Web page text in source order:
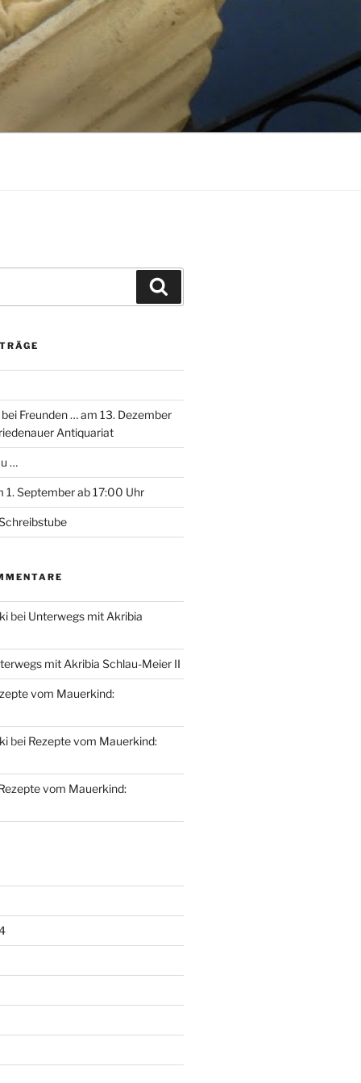
Freunden … am 13. Dezember
Antiquariat
…
1. September ab 17:00 Uhr
bei Unterwegs mit Akribia
mit Akribia Schlau-Meier II
vom Mauerkind:
bei Rezepte vom Mauerkind:
vom Mauerkind: